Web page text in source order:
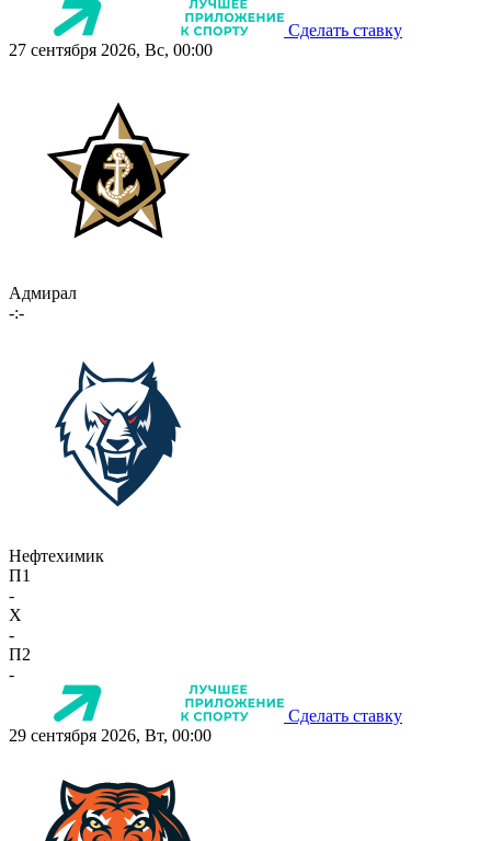
Сделать ставку
27 сентября 2026, Вс, 00:00
Адмирал
-:-
Нефтехимик
П1
-
X
-
П2
-
Сделать ставку
29 сентября 2026, Вт, 00:00